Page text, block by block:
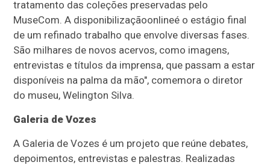
tratamento das coleções preservadas pelo
MuseCom. A disponibilizaçãoonlineé o estágio final
de um refinado trabalho que envolve diversas fases.
São milhares de novos acervos, como imagens,
entrevistas e títulos da imprensa, que passam a estar
disponíveis na palma da mão", comemora o diretor
do museu, Welington Silva.
Galeria de Vozes
A Galeria de Vozes é um projeto que reúne debates,
depoimentos, entrevistas e palestras. Realizadas